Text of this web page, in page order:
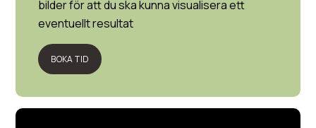
bilder för att du ska kunna visualisera ett
eventuellt resultat
BOKA TID